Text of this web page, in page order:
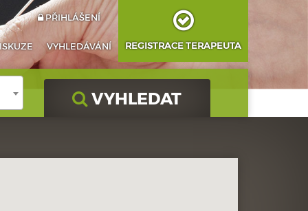
VYHLEDÁVÁNÍ
PŘIHLÁŠENÍ
REGISTRACE TERAPEUTA
VYHLEDAT